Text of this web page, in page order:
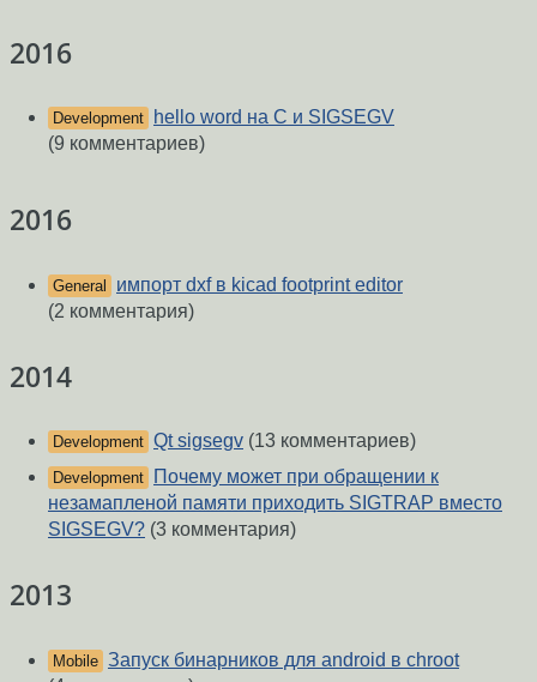
2016
Development
hello word на С и SIGSEGV
(9 комментариев)
2016
General
импорт dxf в kicad footprint editor
(2 комментария)
2014
Development Qt sigsegv (13 комментариев)
Development
Почему может при обращении к
незамапленой памяти приходить SIGTRAP вместо
SIGSEGV? (3 комментария)
2013
Mobile Запуск бинарников для android в chroot